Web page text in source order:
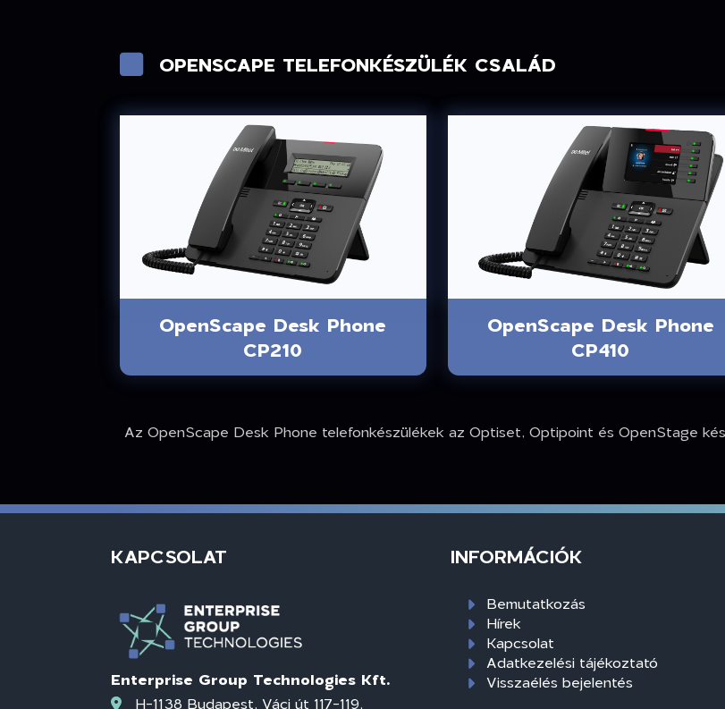
OPENSCAPE TELEFONKÉSZÜLÉK CSALÁD
OpenScape Desk Phone
CP210
OpenScape Desk Phone
CP410
Az OpenScape Desk Phone telefonkészülékek az Optiset, Optipoint és OpenStage
KAPCSOLAT
Enterprise Group Technologies Kft.
H-1138 Budapest, Váci út 117-119.
INFORMÁCIÓK
Bemutatkozás
Hírek
Kapcsolat
Adatkezelési tájékoztató
Visszaélés bejelentés